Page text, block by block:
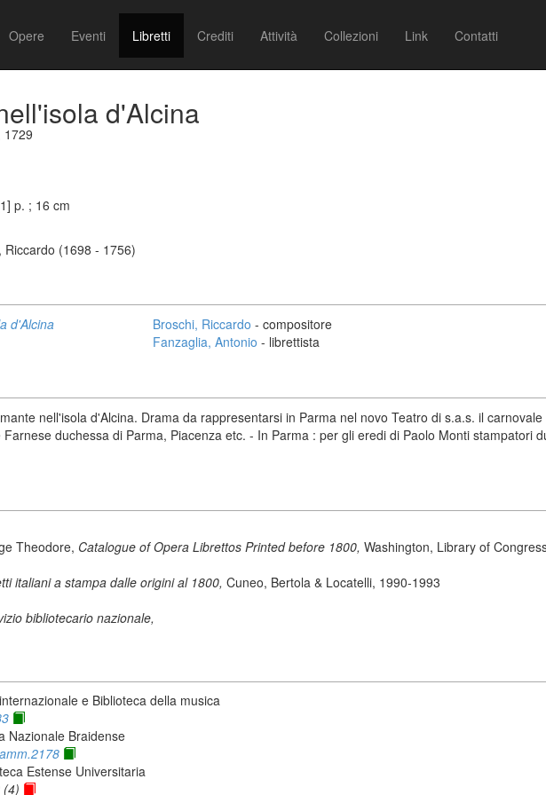
Opere Eventi Libretti Crediti Attività Collezioni Link Contatti
d'Alcina
1729
p. ; 16 cm
Riccardo (1698 - 1756)
d'Alcina
Broschi, Riccardo - compositore
Fanzaglia, Antonio - librettista
nell'isola d'Alcina. Drama da rappresentarsi in Parma nel novo Teatro di s.a.s. il
Farnese duchessa di Parma, Piacenza etc. - In Parma : per gli eredi di Paolo Monti stampatori
Theodore, Catalogue of Opera Librettos Printed before 1800, Washington, Library of
italiani a stampa dalle origini al 1800, Cuneo, Bertola & Locatelli, 1990-1993
bibliotecario nazionale,
e Biblioteca della musica
Nazionale Braidense
Estense Universitaria
(4)